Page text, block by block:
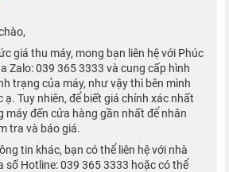
cực "mượt" với Apple A15
Bionic được sản xuất trên tiến trình 5
Pro 128GBđủ sức để bạn chiến mọi
hay thỏa sức trải nghiệm mọi ứng dụng.
là con chip nhanh nhất trong giới
ra mắt.
giá thu máy, mong bạn liên hệ với Phúc
Zalo: 039 365 3333 và cung cấp hình
trạng của máy, như vậy thì bên mình
ạ. Tuy nhiên, để biết giá chính xác nhất
máy đến cửa hàng gần nhất để nhân
tra và báo giá.
tin khác, bạn có thể liên hệ với nhà
số Hotline: 039 365 3333 hoặc có thể